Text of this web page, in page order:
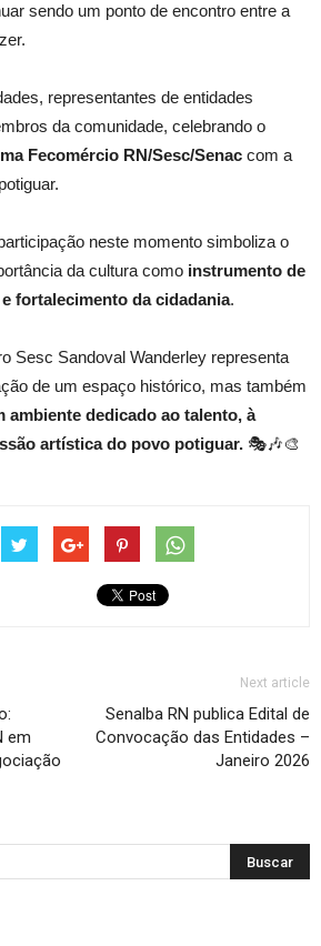
sendo um ponto de encontro entre a
representantes de entidades
da comunidade, celebrando o
Fecomércio RN/Sesc/Senac com a
neste momento simboliza o
da cultura como instrumento de
fortalecimento da cidadania.
Sesc Sandoval Wanderley representa
de um espaço histórico, mas também
ambiente dedicado ao talento, à
artística do povo potiguar. 🎭🎶🎨
em
Next article
Senalba RN publica Edital de
Convocação das Entidades –
Janeiro 2026